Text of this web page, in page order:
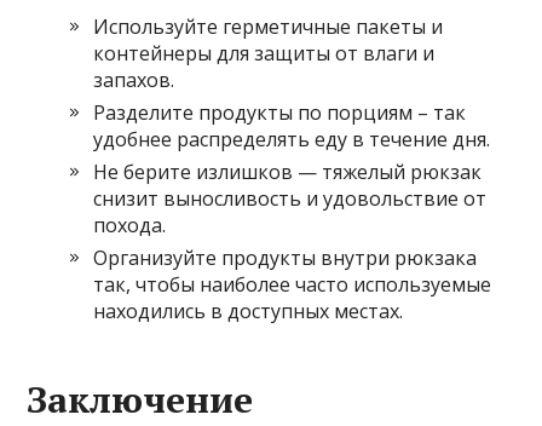
Используйте герметичные пакеты и
контейнеры для защиты от влаги и
запахов.
Разделите продукты по порциям – так
удобнее распределять еду в течение дня.
Не берите излишков — тяжелый рюкзак
снизит выносливость и удовольствие от
похода.
Организуйте продукты внутри рюкзака
так, чтобы наиболее часто используемые
находились в доступных местах.
Заключение